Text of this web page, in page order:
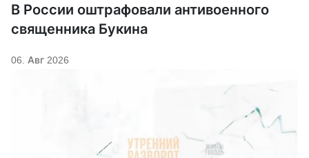
В России оштрафовали антивоенного
священника Букина
06. Авг 2026